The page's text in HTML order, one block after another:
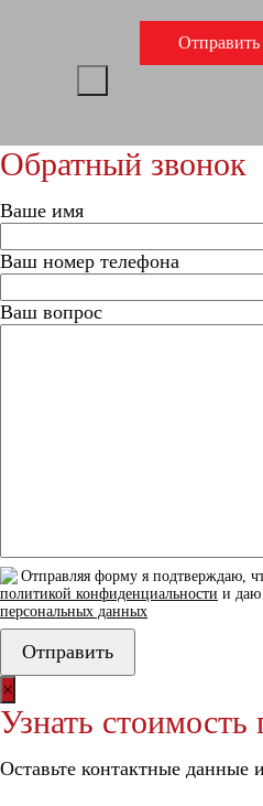
Обратный звонок
Ваше имя
Ваш номер телефона
Ваш вопрос
Отправляя форму я подтверждаю,
политикой конфиденциальности и даю
персональных данных
×
Узнать
Оставьте контактные данные